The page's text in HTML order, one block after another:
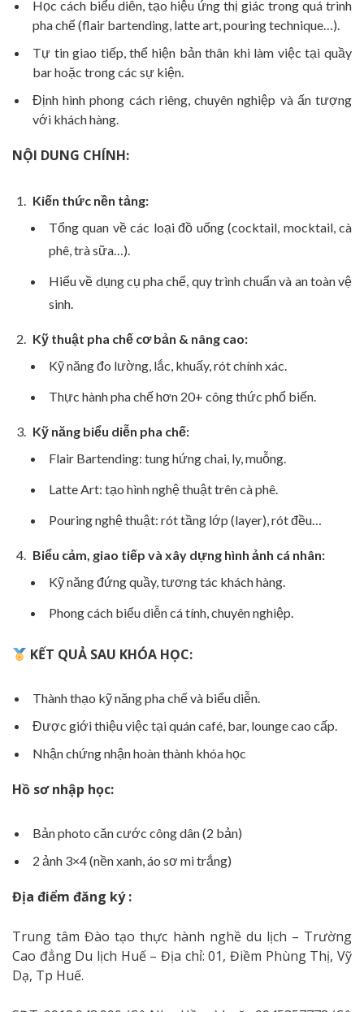
Học cách biểu diễn, tạo hiệu ứng thị giác trong quá trình
pha chế (flair bartending, latte art, pouring technique…).
Tự tin giao tiếp, thể hiện bản thân khi làm việc tại quầy
bar hoặc trong các sự kiện.
Định hình phong cách riêng, chuyên nghiệp và ấn tượng
với khách hàng.
NỘI DUNG CHÍNH:
Kiến thức nền tảng:
Tổng quan về các loại đồ uống (cocktail, mocktail, cà
phê, trà sữa…).
Hiểu về dụng cụ pha chế, quy trình chuẩn và an toàn vệ
sinh.
Kỹ thuật pha chế cơ bản & nâng cao:
Kỹ năng đo lường, lắc, khuấy, rót chính xác.
Thực hành pha chế hơn 20+ công thức phổ biến.
Kỹ năng biểu diễn pha chế:
Flair Bartending: tung hứng chai, ly, muỗng.
Latte Art: tạo hình nghệ thuật trên cà phê.
Pouring nghệ thuật: rót tầng lớp (layer), rót đều…
Biểu cảm, giao tiếp và xây dựng hình ảnh cá nhân:
Kỹ năng đứng quầy, tương tác khách hàng.
Phong cách biểu diễn cá tính, chuyên nghiệp.
KẾT QUẢ SAU KHÓA HỌC:
Thành thạo kỹ năng pha chế và biểu diễn.
Được giới thiệu việc tại quán café, bar, lounge cao cấp.
Nhận chứng nhận hoàn thành khóa học
Hồ sơ nhập học:
Bản photo căn cước công dân (2 bản)
2 ảnh 3×4 (nền xanh, áo sơ mi trắng)
Địa điểm đăng ký:
Trung tâm Đào tạo thực hành nghề du lịch – Trường
Cao đẳng Du lịch Huế – Địa chỉ: 01, Điềm Phùng Thị, Vỹ
Dạ, Tp Huế.